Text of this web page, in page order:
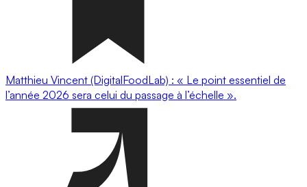
Matthieu Vincent (DigitalFoodLab) : « Le point essentiel de
l’année 2026 sera celui du passage à l’échelle ».